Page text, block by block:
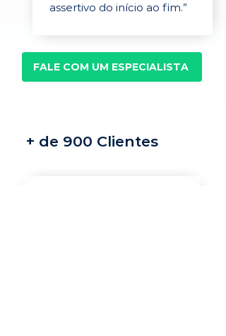
assertivo do início ao fim.”
FALE COM UM ESPECIALISTA
+ de 900 Clientes